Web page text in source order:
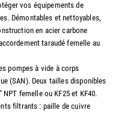
vos équipements de
Démontables et nettoyables,
en acier carbone
taraudé femelle au
pompes à vide à corps
(SAN). Deux tailles disponibles
femelle ou KF25 et KF40.
filtrants : paille de cuivre